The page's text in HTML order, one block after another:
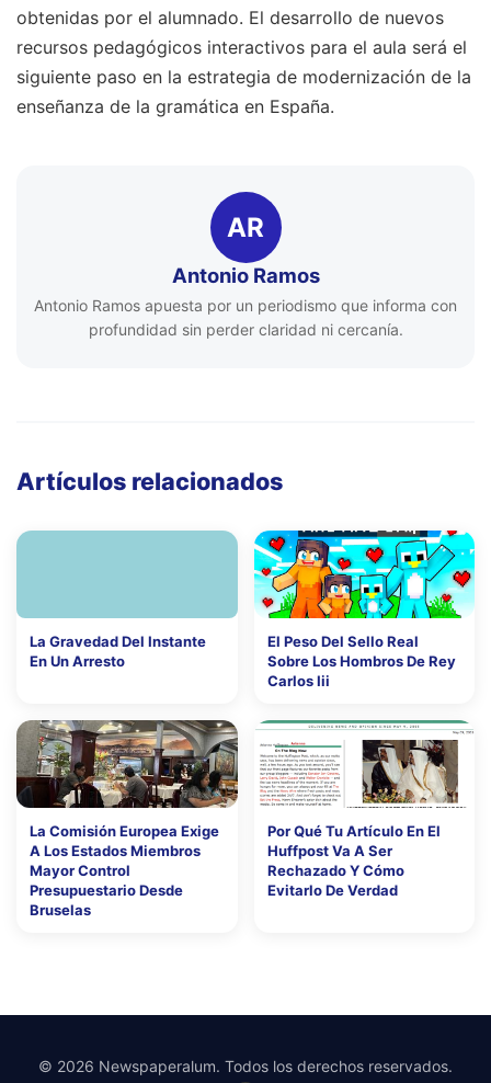
obtenidas por el alumnado. El desarrollo de nuevos
recursos pedagógicos interactivos para el aula será el
siguiente paso en la estrategia de modernización de la
enseñanza de la gramática en España.
AR
Antonio Ramos
Antonio Ramos apuesta por un periodismo que informa con
profundidad sin perder claridad ni cercanía.
Artículos relacionados
La Gravedad Del Instante
En Un Arresto
El Peso Del Sello Real
Sobre Los Hombros De Rey
Carlos Iii
La Comisión Europea Exige
A Los Estados Miembros
Mayor Control
Presupuestario Desde
Bruselas
Por Qué Tu Artículo En El
Huffpost Va A Ser
Rechazado Y Cómo
Evitarlo De Verdad
© 2026 Newspaperalum. Todos los derechos reservados.